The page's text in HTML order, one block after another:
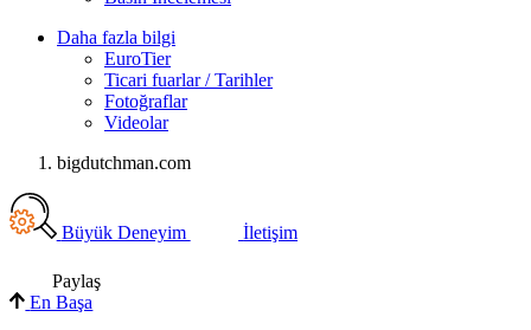
Daha fazla bilgi
EuroTier
Ticari fuarlar / Tarihler
Fotoğraflar
Videolar
bigdutchman.com
Büyük Deneyim İletişim
Paylaş
En Başa